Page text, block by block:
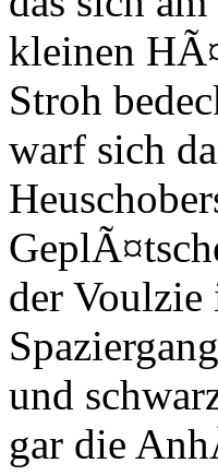
kleinen
Stroh
warf sich
der Voulzie
und
gar die